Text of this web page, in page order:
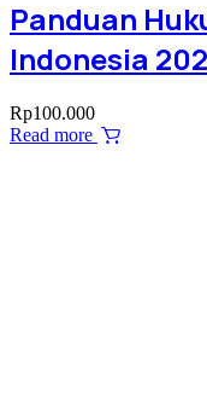
Panduan
Indonesia
Rp100.000
Read more